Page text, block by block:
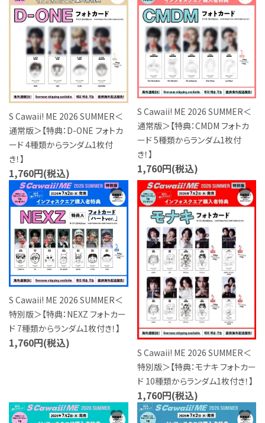
S Cawaii! ME 2026 SUMMER＜
通常版＞【特典：D-ONE フォトカ
ード 4種類からランダム1枚付
き！】
1,760円(税込)
S Cawaii! ME 2026 SUMMER＜
通常版＞【特典：CMDM フォトカ
ード 5種類からランダム1枚付
き！】
1,760円(税込)
S Cawaii! ME 2026 SUMMER＜
特別版＞【特典：NEXZ フォトカー
ド 7種類からランダム1枚付き！】
1,760円(税込)
favorite
S Cawaii! ME 2026 SUMMER＜
特別版＞【特典：モナキ フォトカー
ド 10種類からランダム1枚付き！】
1,760円(税込)
favorite
favorite favorite